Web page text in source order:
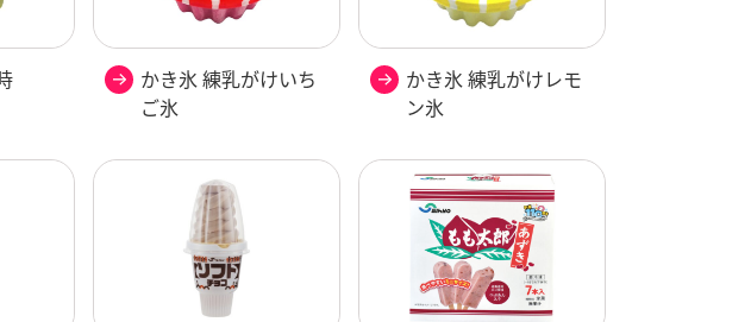
かき氷 練乳がけいち
ご氷
かき氷 練乳がけレモ
ン氷